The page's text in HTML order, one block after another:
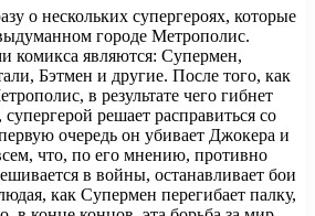
о нескольких супергероях, которые
городе Метрополис.
комикса являются: Супермен,
Бэтмен и другие. После того, как
в результате чего гибнет
решает расправиться со
очередь он убивает Джокера и
что, по его мнению, противно
в войны, останавливает бои
как Супермен перегибает палку,